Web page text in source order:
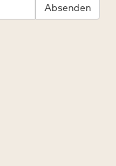
Absenden